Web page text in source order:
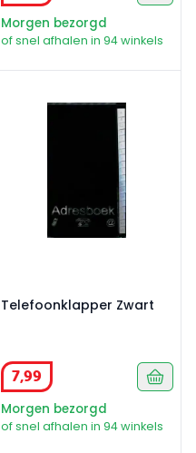
Morgen bezorgd
of snel afhalen in 94 winkels
Telefoonklapper Zwart
7,99
Morgen bezorgd
of snel afhalen in 94 winkels